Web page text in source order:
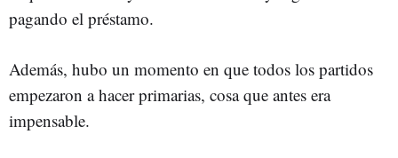
pagando el préstamo.
Además, hubo un momento en que todos los partidos
empezaron a hacer primarias, cosa que antes era
impensable.